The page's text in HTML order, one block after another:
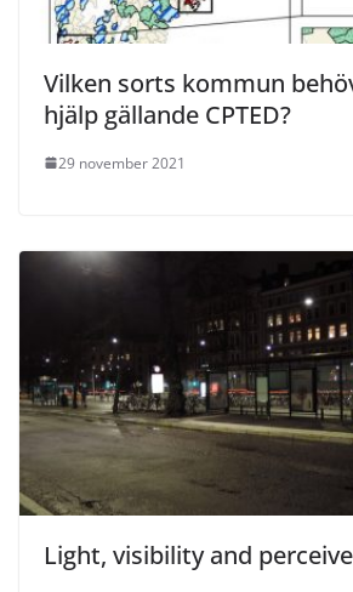
Vilken sorts kommun
hjälp gällande CPTED?
29 november 2021
Light, visibility and